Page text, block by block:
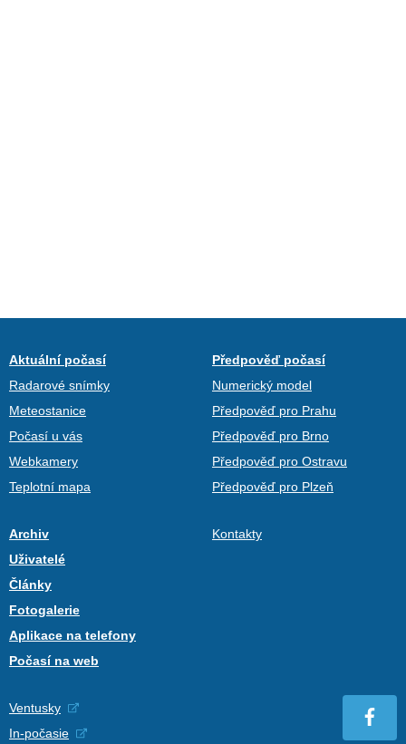
Aktuální počasí
Radarové snímky
Meteostanice
Počasí u vás
Webkamery
Teplotní mapa
Předpověď počasí
Numerický model
Předpověď pro Prahu
Předpověď pro Brno
Předpověď pro Ostravu
Předpověď pro Plzeň
Archiv
Uživatelé
Články
Fotogalerie
Aplikace na telefony
Počasí na web
Kontakty
Ventusky
In-počasie